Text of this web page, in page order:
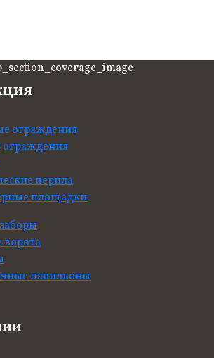
ограждения
ограждения
перила
площадки
павильоны